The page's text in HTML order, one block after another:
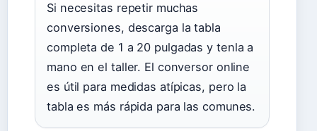
Si necesitas repetir muchas
conversiones, descarga la tabla
completa de 1 a 20 pulgadas y tenla a
mano en el taller. El conversor online
es útil para medidas atípicas, pero la
tabla es más rápida para las comunes.